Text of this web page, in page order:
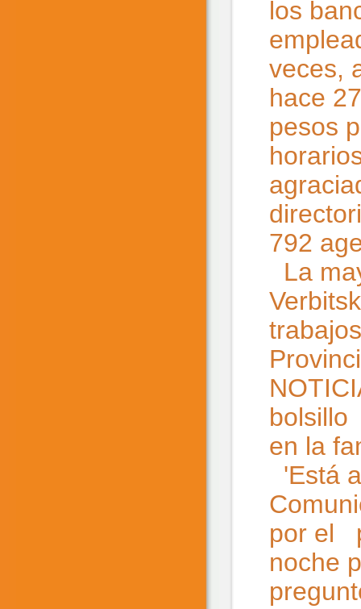
los
veces,
hace
pesos
792
La
bolsillo
en la
'Está
por el
noche